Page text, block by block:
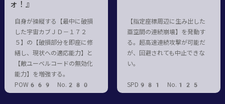
ォ！』
自身が操縦する【最中に破損
した宇宙カブＪＤ－１７２
５】の【破損部分を即座に修
繕し、現状への適応能力】と
【敵ユーベルコードの無効化
能力】を増強する。
POW669 No.280
【指定座標周辺に生み出した
亜空間の連続崩壊】を発動す
る。超高速連続攻撃が可能だ
が、回避されても中止できな
い。
SPD981 No.125